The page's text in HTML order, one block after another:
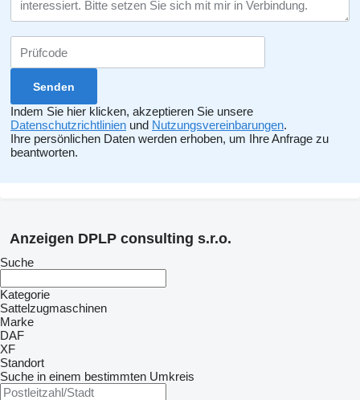
Indem Sie hier klicken, akzeptieren Sie unsere
Datenschutzrichtlinien und Nutzungsvereinbarungen.
Ihre persönlichen Daten werden erhoben, um Ihre Anfrage zu
beantworten.
Anzeigen DPLP consulting s.r.o.
Suche
Kategorie
Sattelzugmaschinen
Marke
DAF
XF
Standort
Suche in einem bestimmten Umkreis